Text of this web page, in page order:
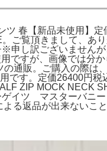
ツ 春【新品未使用】
。ご覧頂きまして
し訳ございません
ですが、画像では分
の通販。ご購入の際
です。定価26400円
ZIP MOCK NECK
ゲイツ マスターバ
る返品が出来ないこ